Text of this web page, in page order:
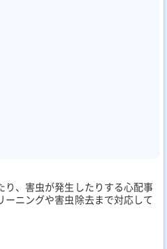
り、害虫が発生したりする心配事
ーニングや害虫除去まで対応して